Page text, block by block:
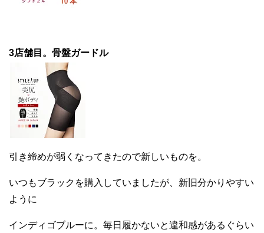
3店舗目。骨盤ガードル
引き締めが弱くなってきたので新しいものを。
いつもブラックを購入していましたが、新旧分かりやすい
ように
インディゴブルーに。毎日履かないと違和感があるぐらい